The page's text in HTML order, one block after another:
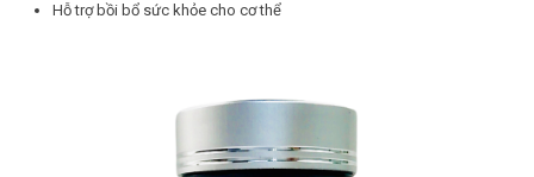
Hỗ trợ bồi bổ sức khỏe cho cơ thể